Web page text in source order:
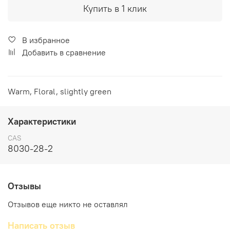
Купить в 1 клик
В избранное
Добавить в сравнение
Warm, Floral, slightly green
Характеристики
CAS
8030-28-2
Отзывы
Отзывов еще никто не оставлял
Написать отзыв